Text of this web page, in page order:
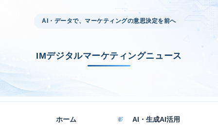
AI・データで、マーケティングの意思決定を前へ
IMデジタルマーケティングニュース
ホーム AI・生成AI活用